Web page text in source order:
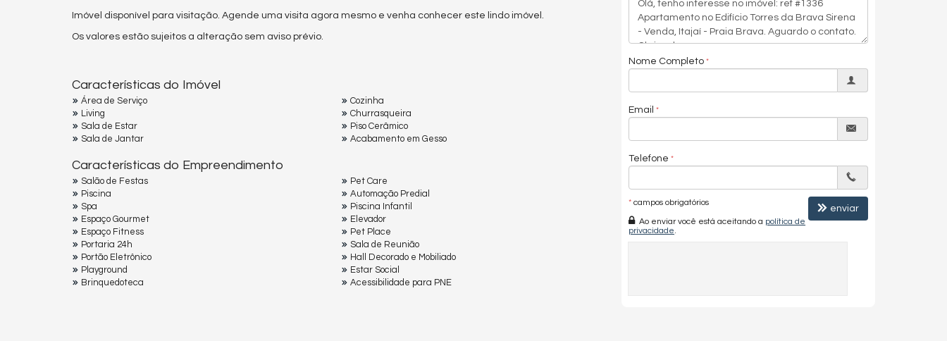
Imóvel disponível para visitação. Agende uma visita agora mesmo e venha conhecer este lindo imóvel.
Os valores estão sujeitos a alteração sem aviso prévio.
Características do Imóvel
Área de Serviço
Living
Sala de Estar
Sala de Jantar
Cozinha
Churrasqueira
Piso Cerâmico
Acabamento em Gesso
Características do Empreendimento
Salão de Festas
Piscina
Spa
Espaço Gourmet
Espaço Fitness
Portaria 24h
Portão Eletrônico
Playground
Brinquedoteca
Pet Care
Automação Predial
Piscina Infantil
Elevador
Pet Place
Sala de Reunião
Hall Decorado e Mobiliado
Estar Social
Acessibilidade para PNE
Nome Completo
Email
Telefone
* campos obrigatórios
Ao enviar você está aceitando a política de
privacidade
enviar